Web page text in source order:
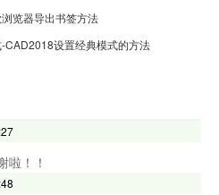
览器导出书签方法
设置经典模式的方法
啦！！